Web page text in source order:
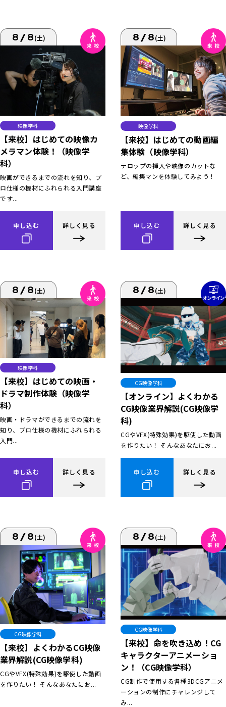
8/8(土)
映像学科
【来校】はじめての映像カ
メラマン体験！（映像学
科）
映画ができるまでの流れを知り、プ
ロ仕様の機材にふれられる入門講座
です...
申し込む 詳しく見る
8/8(土)
映像学科
【来校】はじめての動画編
集体験（映像学科）
テロップの挿入や映像のカットな
ど、編集マンを体験してみよう！
申し込む 詳しく見る
8/8(土)
映像学科
【来校】はじめての映画・
ドラマ制作体験（映像学
科）
映画・ドラマができるまでの流れを
知り、プロ仕様の機材にふれられる
入門...
申し込む 詳しく見る
8/8(土)
CG映像学科
【オンライン】よくわかる
CG映像業界解説(CG映像学
科)
CGやVFX(特殊効果)を駆使した動画
を作りたい！ そんなあなたにお...
申し込む 詳しく見る
8/8(土)
CG映像学科
【来校】よくわかるCG映像
業界解説(CG映像学科)
CGやVFX(特殊効果)を駆使した動画
を作りたい！ そんなあなたにお...
8/8(土)
CG映像学科
【来校】命を吹き込め！CG
キャラクターアニメーショ
ン！（CG映像学科）
CG制作で使用する各種3DCGアニメ
ーションの制作にチャレンジして
み...